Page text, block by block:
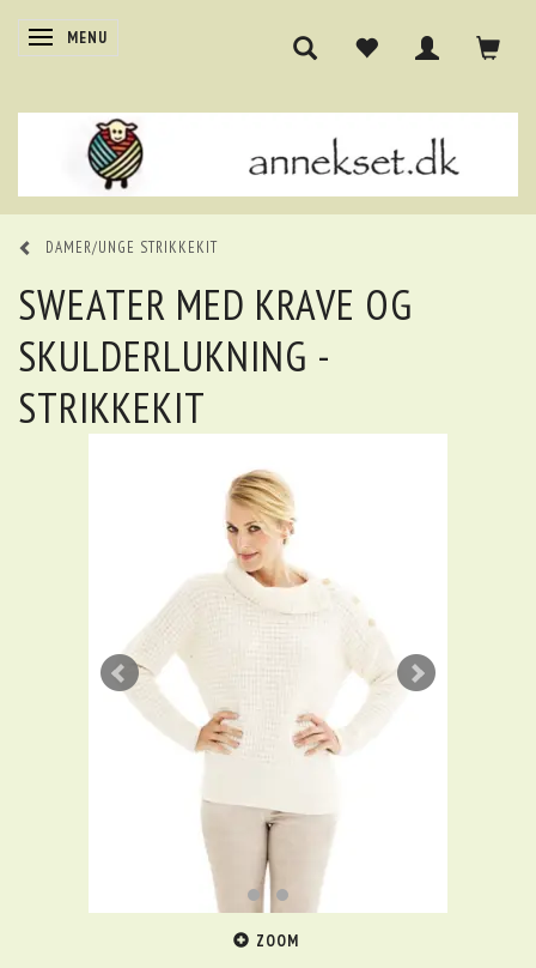
SKIFTE NAVIGATION
MENU
DAMER/UNGE STRIKKEKIT
SWEATER MED KRAVE OG
SKULDERLUKNING -
STRIKKEKIT
ZOOM